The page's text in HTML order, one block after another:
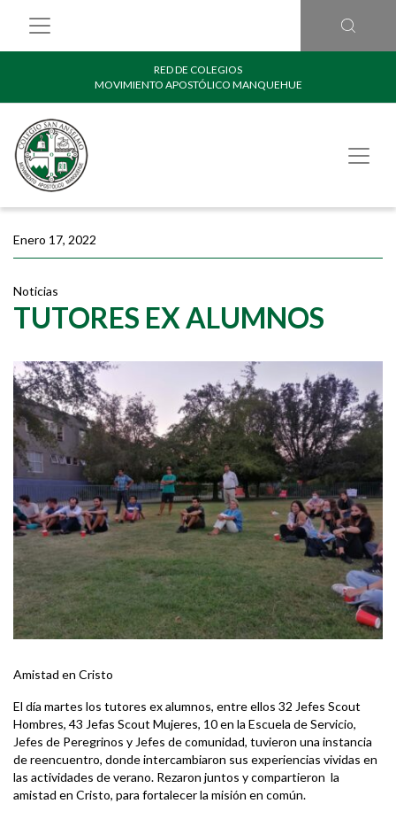
RED DE COLEGIOS
MOVIMIENTO APOSTÓLICO MANQUEHUE
Enero 17, 2022
Noticias
TUTORES EX ALUMNOS
Amistad en Cristo
El día martes los tutores ex alumnos, entre ellos 32 Jefes Scout
Hombres, 43 Jefas Scout Mujeres, 10 en la Escuela de Servicio,
Jefes de Peregrinos y Jefes de comunidad, tuvieron una instancia
de reencuentro, donde intercambiaron sus experiencias vividas en
las actividades de verano. Rezaron juntos y compartieron la
amistad en Cristo, para fortalecer la misión en común.